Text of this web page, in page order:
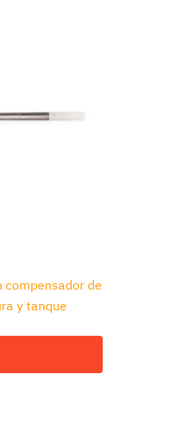
compensador de
y tanque